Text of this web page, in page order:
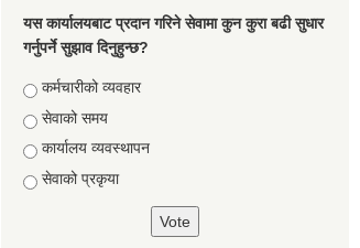
यस कार्यालयबाट प्रदान गरिने सेवामा कुन कुरा बढी सुधार
गर्नुपर्ने सुझाव दिनुहुन्छ?
Choices
कर्मचारीको व्यवहार
सेवाको समय
कार्यालय व्यवस्थापन
सेवाको प्रकृया